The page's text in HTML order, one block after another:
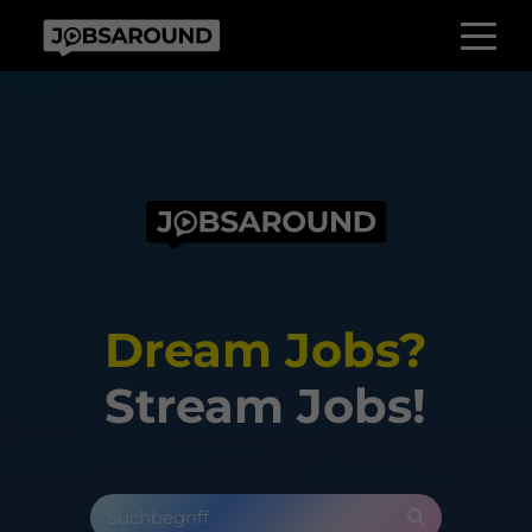
Dream Jobs?
Stream Jobs!